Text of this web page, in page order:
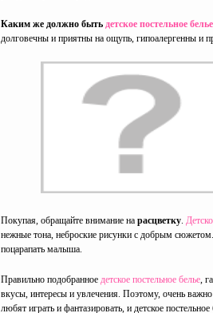
Каким же должно быть детское постельное белье
долговечны и приятны на ощупь, гипоалергенны и
Покупая, обращайте внимание на расцветку.
нежные тона, неброские рисунки с добрым
поцарапать малыша.
Правильно подобранное детское постельное белье,
вкусы, интересы и увлечения. Поэтому, очень
любят играть и фантазировать, и детское постельное